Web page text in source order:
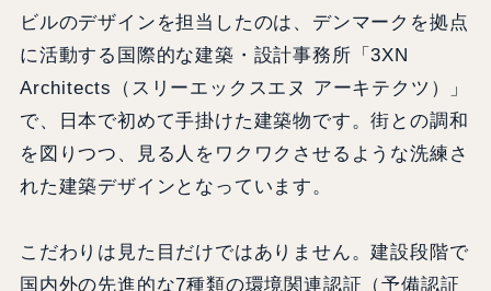
ビルのデザインを担当したのは、デンマークを拠点
に活動する国際的な建築・設計事務所「3XN
Architects（スリーエックスエヌ アーキテクツ）」
で、日本で初めて手掛けた建築物です。街との調和
を図りつつ、見る人をワクワクさせるような洗練さ
れた建築デザインとなっています。
こだわりは見た目だけではありません。建設段階で
国内外の先進的な7種類の環境関連認証（予備認証